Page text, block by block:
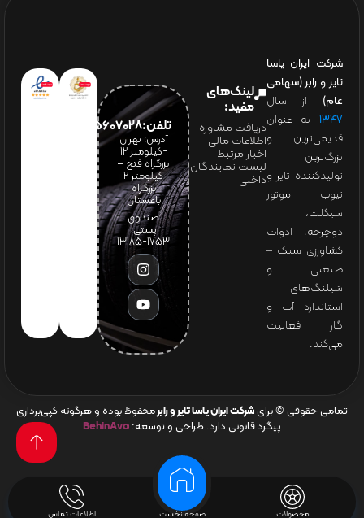
محصولات صفحه نخست اطلاعات تماس
شرکت ایران یاسا
تایر و رابر (سهامی
عام) از سال
۱۳۴۷ به عنوان
قدیمی‌ترین و
بزرگ‌ترین
تولیدکننده تایر و
تیوب موتور
سیکلت،
دوچرخه، ادوات
کشاورزی سبک –
صنعتی و
شیلنگ‌های
استاندارد آب و
گاز فعالیت
می‌کند.
لینک‌های
مفید:
دریافت مشاوره
اطلاعات مالی
اخبار مرتبط
لیست نمایندگان
داخلی
تلفن:65607028(021)
آدرس: تهران
-کیلومتر 12
بزرگراه فتح –
کیلومتر ۲
بزرگراه
باغستان
صندوق
پستی:
1753-13185
تمامی حقوقی © برای شرکت ایران یاسا تایر و رابرمحفوظ بوده و هرگونه کپی‌برداری
پیگرد قانونی دارد. طراحی و توسعه: BehinAva